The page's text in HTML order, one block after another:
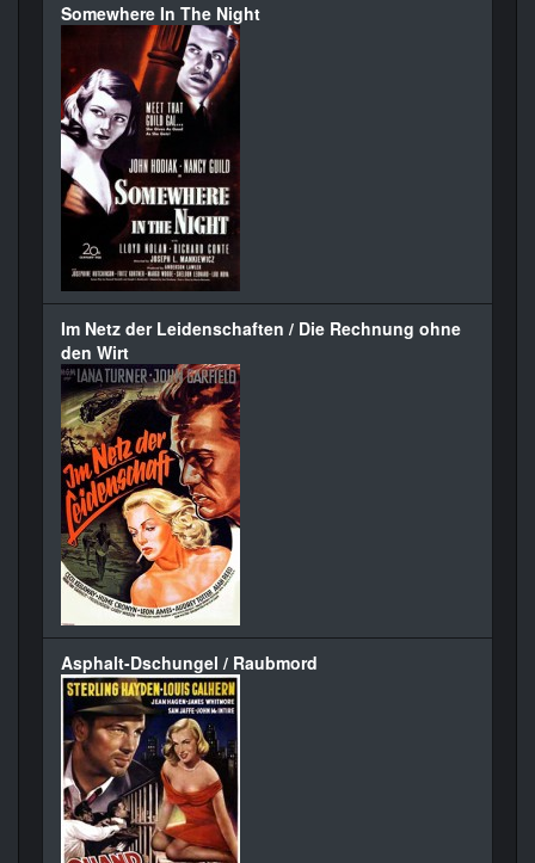
Somewhere In The Night
Im Netz der Leidenschaften / Die Rechnung ohne
den Wirt
Asphalt-Dschungel / Raubmord